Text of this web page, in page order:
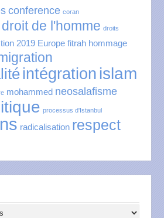
conference coran
droit de l'homme droits
2019 Europe fitrah hommage
intégration islam
mohammed neosalafisme
processus d'Istanbul
radicalisation respect